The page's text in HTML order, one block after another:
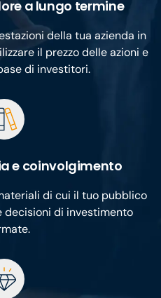
a lungo termine
della tua azienda in
il prezzo delle azioni e
di investitori.
e coinvolgimento
di cui il tuo pubblico
decisioni di investimento